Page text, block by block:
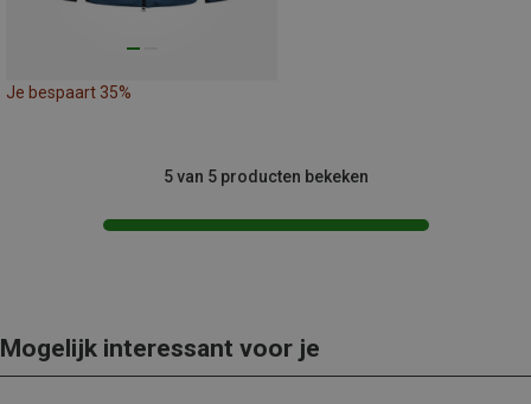
Je bespaart 35%
5 van 5 producten bekeken
Mogelijk interessant voor je